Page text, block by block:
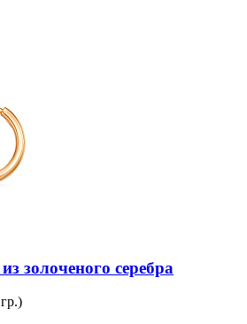
золоченого серебра